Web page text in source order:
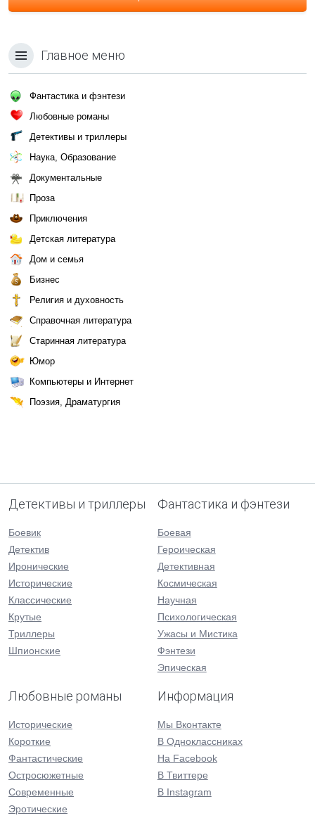
Главное меню
Фантастика и фэнтези
Любовные романы
Детективы и триллеры
Наука, Образование
Документальные
Проза
Приключения
Детская литература
Дом и семья
Бизнес
Религия и духовность
Справочная литература
Старинная литература
Юмор
Компьютеры и Интернет
Поэзия, Драматургия
Детективы и триллеры
Боевик
Детектив
Иронические
Исторические
Классические
Крутые
Триллеры
Шпионские
Фантастика и фэнтези
Боевая
Героическая
Детективная
Космическая
Научная
Психологическая
Ужасы и Мистика
Фэнтези
Эпическая
Любовные романы
Исторические
Короткие
Фантастические
Остросюжетные
Современные
Эротические
Информация
Мы Вконтакте
В Одноклассниках
На Facebook
В Твиттере
В Instagram